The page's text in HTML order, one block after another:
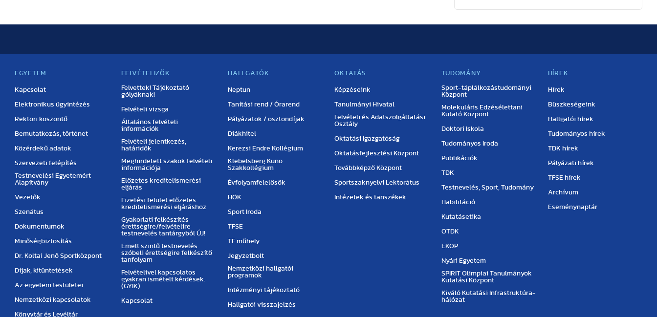
EGYETEM
Kapcsolat
Elektronikus ügyintézés
Rektori köszöntő
Bemutatkozás, történet
Közérdekű adatok
Szervezeti felépítés
Testnevelési Egyetemért
Alapítvány
Vezetők
Szenátus
Dokumentumok
Minőségbiztosítás
Dr. Koltai Jenő Sportközpont
Díjak, kitüntetések
Az egyetem testületei
Nemzetközi kapcsolatok
Könyvtár és Levéltár
FELVÉTELIZŐK
Felvettek! Tájékoztató
gólyáknak!
Felvételi vizsga
Általános felvételi
információk
Felvételi jelentkezés,
határidők
Meghirdetett szakok felvételi
információja
Előzetes kreditelismerési
eljárás
Fizetési felület előzetes
kreditelismerési eljáráshoz
Gyakorlati felkészítés
érettségire/felvételire
testnevelés tantárgyból ÚJ!
Emelt szintű testnevelés
szóbeli érettségire felkészítő
tanfolyam
Felvételivel kapcsolatos
gyakran ismételt kérdések.
(GYIK)
Kapcsolat
HALLGATÓK
Neptun
Tanítási rend / Órarend
Pályázatok / ösztöndíjak
Diákhitel
Kerezsi Endre Kollégium
Klebelsberg Kuno
Szakkollégium
Évfolyamfelelősök
HÖK
Sport Iroda
TFSE
TF műhely
Jegyzetbolt
Nemzetközi hallgatói
programok
Intézményi tájékoztató
Hallgatói visszajelzés
OKTATÁS
Képzéseink
Tanulmányi Hivatal
Felvételi és Adatszolgáltatási
Osztály
Oktatási Igazgatóság
Oktatásfejlesztési Központ
Továbbképző Központ
Sportszaknyelvi Lektorátus
Intézetek és tanszékek
TUDOMÁNY
Sport-táplálkozástudományi
Központ
Molekuláris Edzésélettani
Kutató Központ
Doktori Iskola
Tudományos Iroda
Publikációk
TDK
Testnevelés, Sport, Tudomány
Habilitáció
Kutatásetika
OTDK
EKÖP
Nyári Egyetem
SPIRIT Olimpiai Tanulmányok
Kutatási Központ
Kiváló Kutatási Infrastruktúra-
hálózat
HÍREK
Hírek
Büszkeségeink
Hallgatói hírek
Tudományos hírek
TDK hírek
Pályázati hírek
TFSE hírek
Archívum
Eseménynaptár